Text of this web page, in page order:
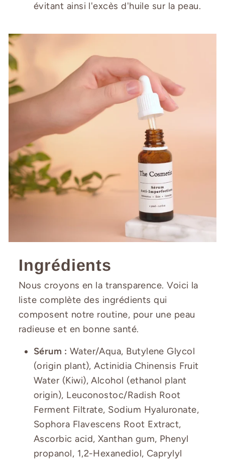
évitant ainsi l'excès d'huile sur la peau.
Ingrédients
Nous croyons en la transparence. Voici la
liste complète des ingrédients qui
composent notre routine, pour une peau
radieuse et en bonne santé.
Sérum : Water/Aqua, Butylene Glycol
(origin plant), Actinidia Chinensis Fruit
Water (Kiwi), Alcohol (ethanol plant
origin), Leuconostoc/Radish Root
Ferment Filtrate, Sodium Hyaluronate,
Sophora Flavescens Root Extract,
Ascorbic acid, Xanthan gum, Phenyl
propanol, 1,2-Hexanediol, Caprylyl